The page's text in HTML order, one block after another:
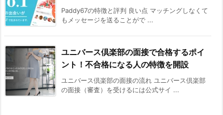
Paddy67の特徴と評判 良い点 マッチングしなくて
もメッセージを送ることがで ...
ユニバース倶楽部の面接で合格するポイ
ント！不合格になる人の特徴を開設
ユニバース倶楽部の面接の流れ ユニバース倶楽部
の面接（審査）を受けるには公式サイ ...